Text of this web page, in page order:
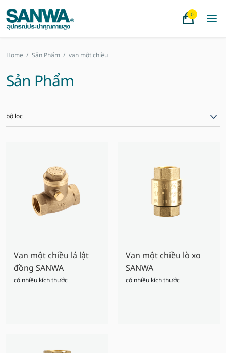
0
Home / Sản Phẩm / van một chiều
Sản Phẩm
bộ lọc
Van một chiều lá lật
đồng SANWA
có nhiều kích thước
Van một chiều lò xo
SANWA
có nhiều kích thước